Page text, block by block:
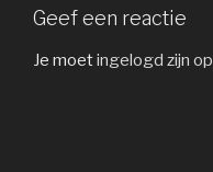
Geef een reactie
Je moetingelogd zijn op